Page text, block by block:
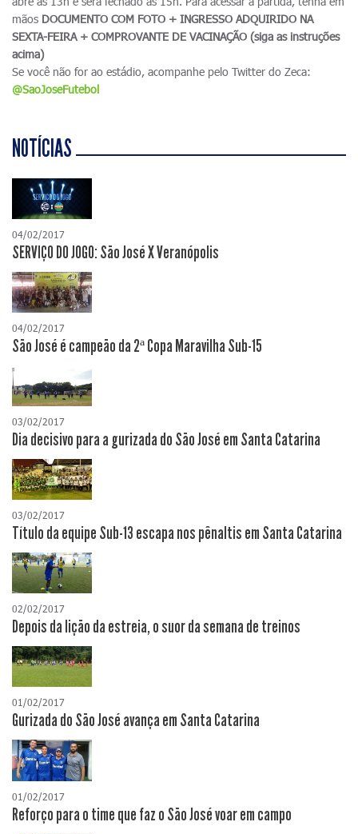
mãos DOCUMENTO COM FOTO + INGRESSO ADQUIRIDO NA
SEXTA-FEIRA + COMPROVANTE DE VACINAÇÃO (siga as instruções
acima)
Se você não for ao estádio, acompanhe pelo Twitter do Zeca:
@SaoJoseFutebol
NOTÍCIAS
04/02/2017
SERVIÇO DO JOGO: São José X Veranópolis
04/02/2017
São José é campeão da 2ª Copa Maravilha Sub-15
03/02/2017
Dia decisivo para a gurizada do São José em Santa Catarina
03/02/2017
Título da equipe Sub-13 escapa nos pênaltis em Santa Catarina
02/02/2017
Depois da lição da estreia, o suor da semana de treinos
01/02/2017
Gurizada do São José avança em Santa Catarina
01/02/2017
Reforço para o time que faz o São José voar em campo